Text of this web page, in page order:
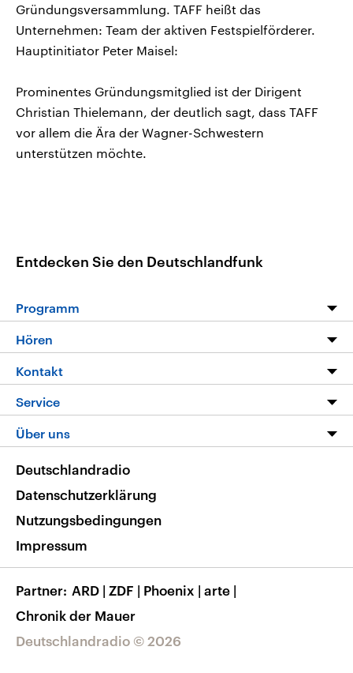
Gründungsversammlung. TAFF heißt das
Unternehmen: Team der aktiven Festspielförderer.
Hauptinitiator Peter Maisel:
Prominentes Gründungsmitglied ist der Dirigent
Christian Thielemann, der deutlich sagt, dass TAFF
vor allem die Ära der Wagner-Schwestern
unterstützen möchte.
Entdecken Sie den Deutschlandfunk
Programm
Die Nachrichten
Nachrichtenleicht
Neue Beiträge auf dlf.de
Hören
Livestream
Podcasts
Deutschlandfunk App
Nachrichten App
Frequenzen
Kontakt
Hörerservice
Service
FAQ
Veranstaltungen
Musikliste
RSS
Über uns
Barrierefreiheit
Deutschlandradio © 2026
Deutschlandradio
Datenschutzerklärung
Nutzungsbedingungen
Impressum
Partner ARD | ZDF | Phoenix | arte |
Chronik der Mauer